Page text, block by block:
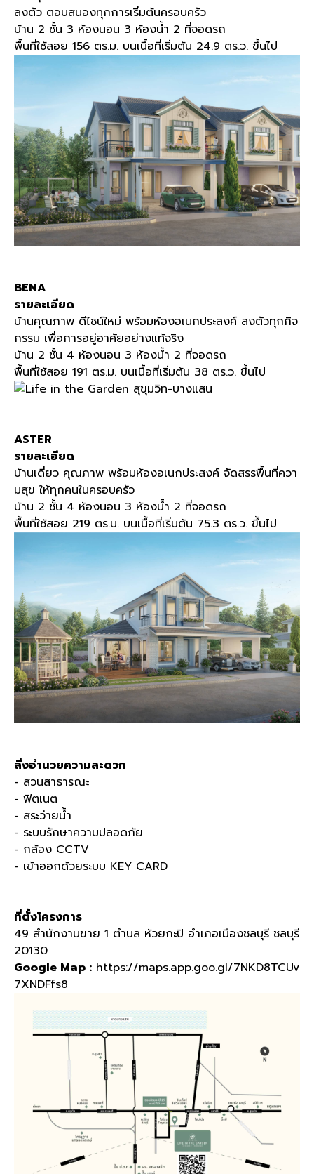
ลงตัว ตอบสนองทุกการเริ่มต้นครอบครัว
บ้าน 2 ชั้น 3 ห้องนอน 3 ห้องน้ำ 2 ที่จอดรถ
พื้นที่ใช้สอย 156 ตร.ม. บนเนื้อที่เริ่มต้น 24.9 ตร.ว. ขึ้นไป
BENA
รายละเอียด
บ้านคุณภาพ ดีไซน์ใหม่ พร้อมห้องอเนกประสงค์ ลงตัวทุกกิจ
กรรม เพื่อการอยู่อาศัยอย่างแท้จริง
บ้าน 2 ชั้น 4 ห้องนอน 3 ห้องน้ำ 2 ที่จอดรถ
พื้นที่ใช้สอย 191 ตร.ม. บนเนื้อที่เริ่มต้น 38 ตร.ว. ขึ้นไป
ASTER
รายละเอียด
บ้านเดี่ยว คุณภาพ พร้อมห้องอเนกประสงค์ จัดสรรพื้นที่ควา
มสุข ให้ทุกคนในครอบครัว
บ้าน 2 ชั้น 4 ห้องนอน 3 ห้องน้ำ 2 ที่จอดรถ
พื้นที่ใช้สอย 219 ตร.ม. บนเนื้อที่เริ่มต้น 75.3 ตร.ว. ขึ้นไป
สิ่งอำนวยความสะดวก
- สวนสาธารณะ
- ฟิตเนต
- สระว่ายน้ำ
- ระบบรักษาความปลอดภัย
- กล้อง CCTV
- เข้าออกด้วยระบบ KEY CARD
ที่ตั้งโครงการ
49 สำนักงานขาย 1 ตำบล ห้วยกะปิ อำเภอเมืองชลบุรี ชลบุรี
20130
Google Map : https://maps.app.goo.gl/7NKD8TCUv
7XNDFfs8